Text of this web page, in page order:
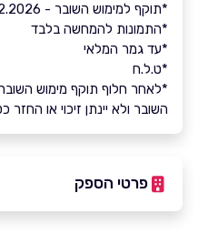
*תוקף למימוש השובר - 31.12.2026
*התמונות להמחשה בלבד
*עד גמר המלאי
*ט.ל.ח
*לאחר חלוף תוקף מימוש
השובר ולא יינתן זיכוי או החזר
פרטי הספק